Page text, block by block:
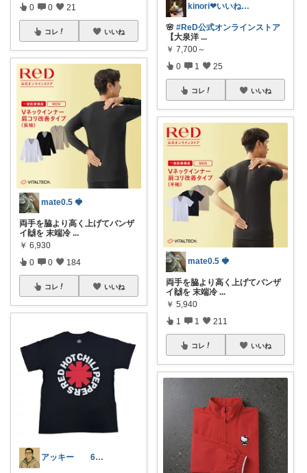
0 0 21
コレ いいね
mate0.5 🍓
両手を脇より高く上げてバンザ
イ🙌を 末端冷 ...
￥ 6,930
0 0 184
コレ いいね
アッキー 6才娘👧子育て中💪
kinori❤︎いいねご購入感謝です💝
🌸 #ReD公式オンラインストア
【大泉洋 ...
￥ 7,700～
0 1 25
コレ いいね
mate0.5 🍓
両手を脇より高く上げてバンザ
イ🙌を 末端冷 ...
￥ 5,940
1 1 211
コレ いいね